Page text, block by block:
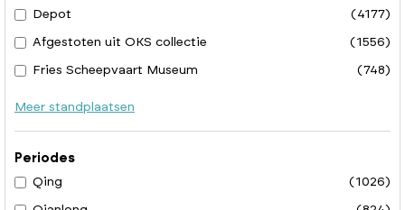
Depot (4177)
Afgestoten uit OKS collectie (1556)
Fries Scheepvaart Museum (748)
Meer standplaatsen
Periodes
Qing
(1026)